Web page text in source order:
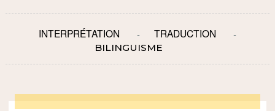
INTERPRÉTATION TRADUCTION
BILINGUISME